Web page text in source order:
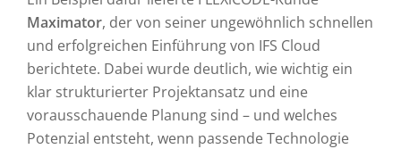
Maximator, der von seiner ungewöhnlich schnellen
und erfolgreichen Einführung von IFS Cloud
berichtete. Dabei wurde deutlich, wie wichtig ein
klar strukturierter Projektansatz und eine
vorausschauende Planung sind – und welches
Potenzial entsteht, wenn passende Technologie